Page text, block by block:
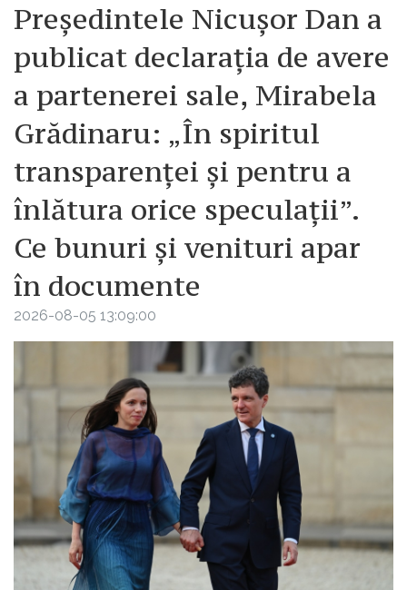
Președintele Nicușor Dan a
publicat declarația de avere
a partenerei sale, Mirabela
Grădinaru: „În spiritul
transparenței și pentru a
înlătura orice speculații”.
Ce bunuri și venituri apar
în documente
2026-08-05 13:09:00